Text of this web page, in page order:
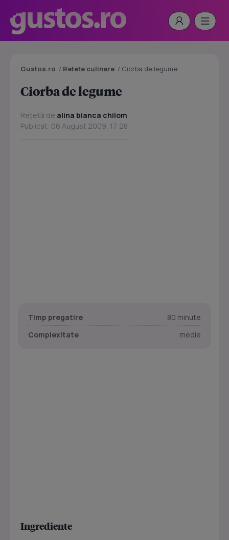
Gustos.ro / Retete culinare / Ciorba de legume
Ciorba de legume
Rețetă de alina bianca chilom
Publicat: 06 August 2009, 17:28
Timp pregatire
80 minute
Complexitate
medie
Ingrediente